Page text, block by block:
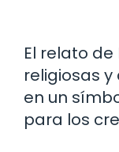
El relato
religiosas
en un
para los